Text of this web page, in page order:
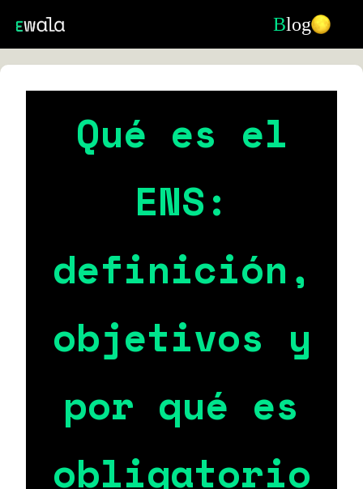
Blog
Qué es el
ENS:
definición,
objetivos y
por qué es
obligatorio